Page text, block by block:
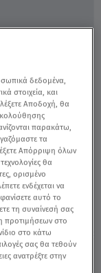
δεδομένα,
στοιχεία, και
Αποδοχή, θα
παρακάτω,
τα
Απόρριψη όλων
θα
ορισμένο
ενδέχεται να
αυτό το
τη συναίνεσή σας
προτιμήσεων στο
στο κάτω
σας θα τεθούν
ανατρέξτε στην